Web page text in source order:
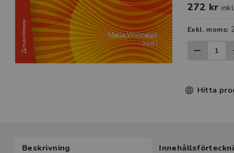
272 kr
Exkl. moms:
Hitta
Beskrivning